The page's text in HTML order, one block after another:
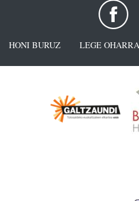
HONI BURUZ LEGE OHARRA